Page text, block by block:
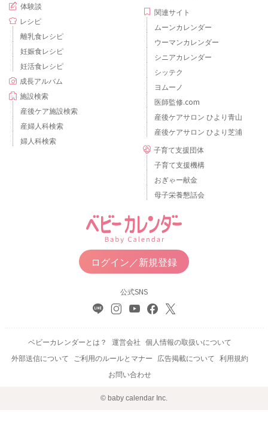
体験談
レシピ
離乳食レシピ
妊娠食レシピ
妊活食レシピ
成長アルバム
施設検索
産後ケア施設検索
産婦人科検索
婦人科検索
関連サイト
ムーンカレンダー
ウーマンカレンダー
シニアカレンダー
シッテク
ヨムーノ
医師監修.com
産後ケアサロン ひより青山
産後ケアサロン ひより芝浦
子育て支援団体
子育て支援機構
おぎゃー献金
母子栄養懇話会
ログイン／新規登録
公式SNS
ベビーカレンダーとは？ 運営会社 個人情報の取扱いについて
外部送信について ご利用のルールとマナー 広告掲載について 利用規約
お問い合わせ
© baby calendar Inc.